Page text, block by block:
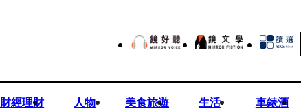
財經理財 人物 美食旅遊 生活 車錶酒